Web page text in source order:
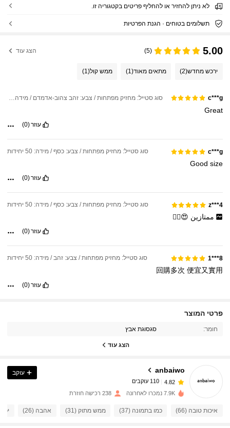
לא ניתן להחזיר או להחליף פריטים בקטגוריה זו.
תשלומים בטוחים · הגנת הפרטיות
5.00
(5) הצג עוד
ירכש מחדש(2) מתאים מאוד(1) ממש קול(1)
c***g סוג סטייל: מחזיק מפתחות / צבע: זהב צהוב-אדמדם / מידה: 50 יחידות
Great
עוזר(0)
c***g סוג סטייל: מחזיק מפתחות / צבע: כסף / מידה: 50 יחידות
Good size
עוזר(0)
z***4 סוג סטייל: מחזיק מפתחות / צבע: כסף / מידה: 50 יחידות
ممتازين 😍👍🏻
עוזר(0)
8***1 סוג סטייל: מחזיק מפתחות / צבע: זהב / מידה: 50 יחידות
回購多次 便宜又實用
עוזר(0)
פרטי המוצר
חומר: סגסוגת אבץ
הצג עוד
anbaiwo
4.82 110 עוקבים
110 עוקבים
עוקב
7.9K נמכרו לאחרונה 238 רכישה חוזרת
איכות טובה (66) כמו בתמונה (37) ממש מתוק (31) אהבה (26) יפה